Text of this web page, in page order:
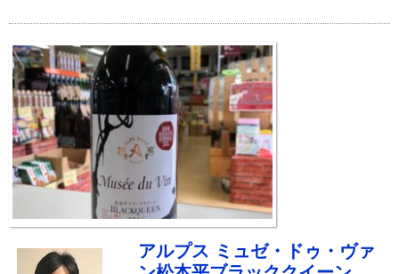
アルプス ミュゼ・ドゥ・ヴァ